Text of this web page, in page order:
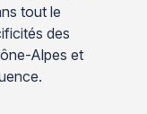
tout le
des
Alpes et